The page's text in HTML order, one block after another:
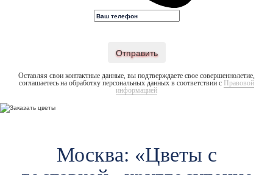
Отправить
Оставляя свои контактные данные, вы подтверждаете свое совершеннолетие,
соглашаетесь на обработку персональных данных в соответствии с Правовой
информацией
Москва: «Цветы c